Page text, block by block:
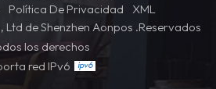
Política De Privacidad
XML
de Shenzhen Aonpos .Reservados
los derechos
red IPv6